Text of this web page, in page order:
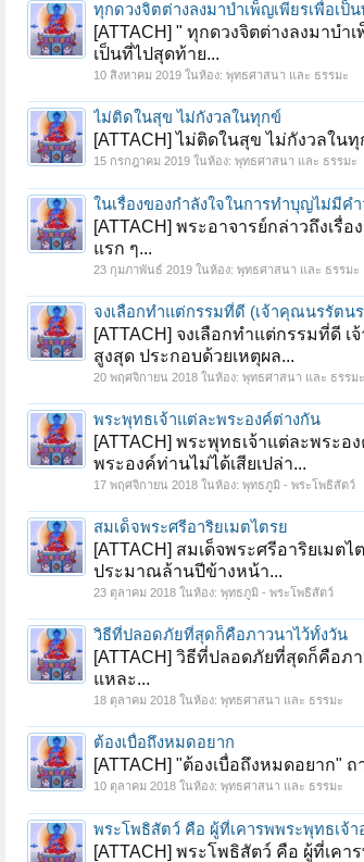
ทุกดวงจิตต่างลงมาบำเพ็ญเพียรเพื่อเป็
[ATTACH] " ทุกดวงจิตต่างลงมาบ
เป็นที่ไปสุดท้าย...
10 สิงหาคม 2019 ในห้อง: พุทธศาสนา และ ธรรมะ
ไม่ติดในสุข ไม่กังวลในทุกข์
[ATTACH] ไม่ติดในสุข ไม่กังวลในทุ
15 กรกฎาคม 2019 ในห้อง: พุทธศาสนา และ ธรรมะ
ในเรื่องของกำลังใจในการทำบุญไม่มีค
[ATTACH] พระอาจารย์กล่าวถึงเ
แรก ๆ...
23 กุมภาพันธ์ 2019 ในห้อง: พุทธศาสนา และ ธรรมะ
จงเลือกทำแต่กรรมที่ดี (เจ้าคุณนรรัตน
[ATTACH] จงเลือกทำแต่กรรมที่ดี
สูงสุด ประกอบด้วยเหตุผล...
20 พฤศจิกายน 2018 ในห้อง: พุทธศาสนา และ ธรรมะ
พระพุทธเจ้าแต่ละพระองค์ต่างกัน
[ATTACH] พระพุทธเจ้าแต่ละพระอ
พระองค์ท่านไม่ได้เสียเปล่า...
17 พฤศจิกายน 2018 ในห้อง: พุทธภูมิ - พระโพธิสัตว์
สมเด็จพระศรีอาริยเมตไตรย
[ATTACH] สมเด็จพระศรีอาริยเมต
ประมาณล้านปีข้างหน้า...
23 ตุลาคม 2018 ในห้อง: พุทธภูมิ - พระโพธิสัตว์
วิธีที่ปลอดภัยที่สุดก็คือภาวนาไว้ทั้งวัน
[ATTACH] วิธีที่ปลอดภัยที่สุดก็คือ
แหละ...
18 ตุลาคม 2018 ในห้อง: พุทธศาสนา และ ธรรมะ
ต้องเบื่อถึงหมดอยาก
[ATTACH] "ต้องเบื่อถึงหมดอยาก"
10 ตุลาคม 2018 ในห้อง: พุทธศาสนา และ ธรรมะ
พระโพธิสัตว์ คือ ผู้ที่เคารพพระพุทธเจ้า
[ATTACH] พระโพธิสัตว์ คือ ผู้ที่เค